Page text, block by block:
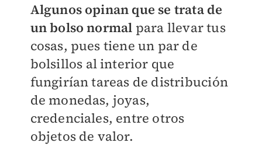
Algunos opinan que se trata de
un bolso normal para llevar tus
cosas, pues tiene un par de
bolsillos al interior que
fungirían tareas de distribución
de monedas, joyas,
credenciales, entre otros
objetos de valor.